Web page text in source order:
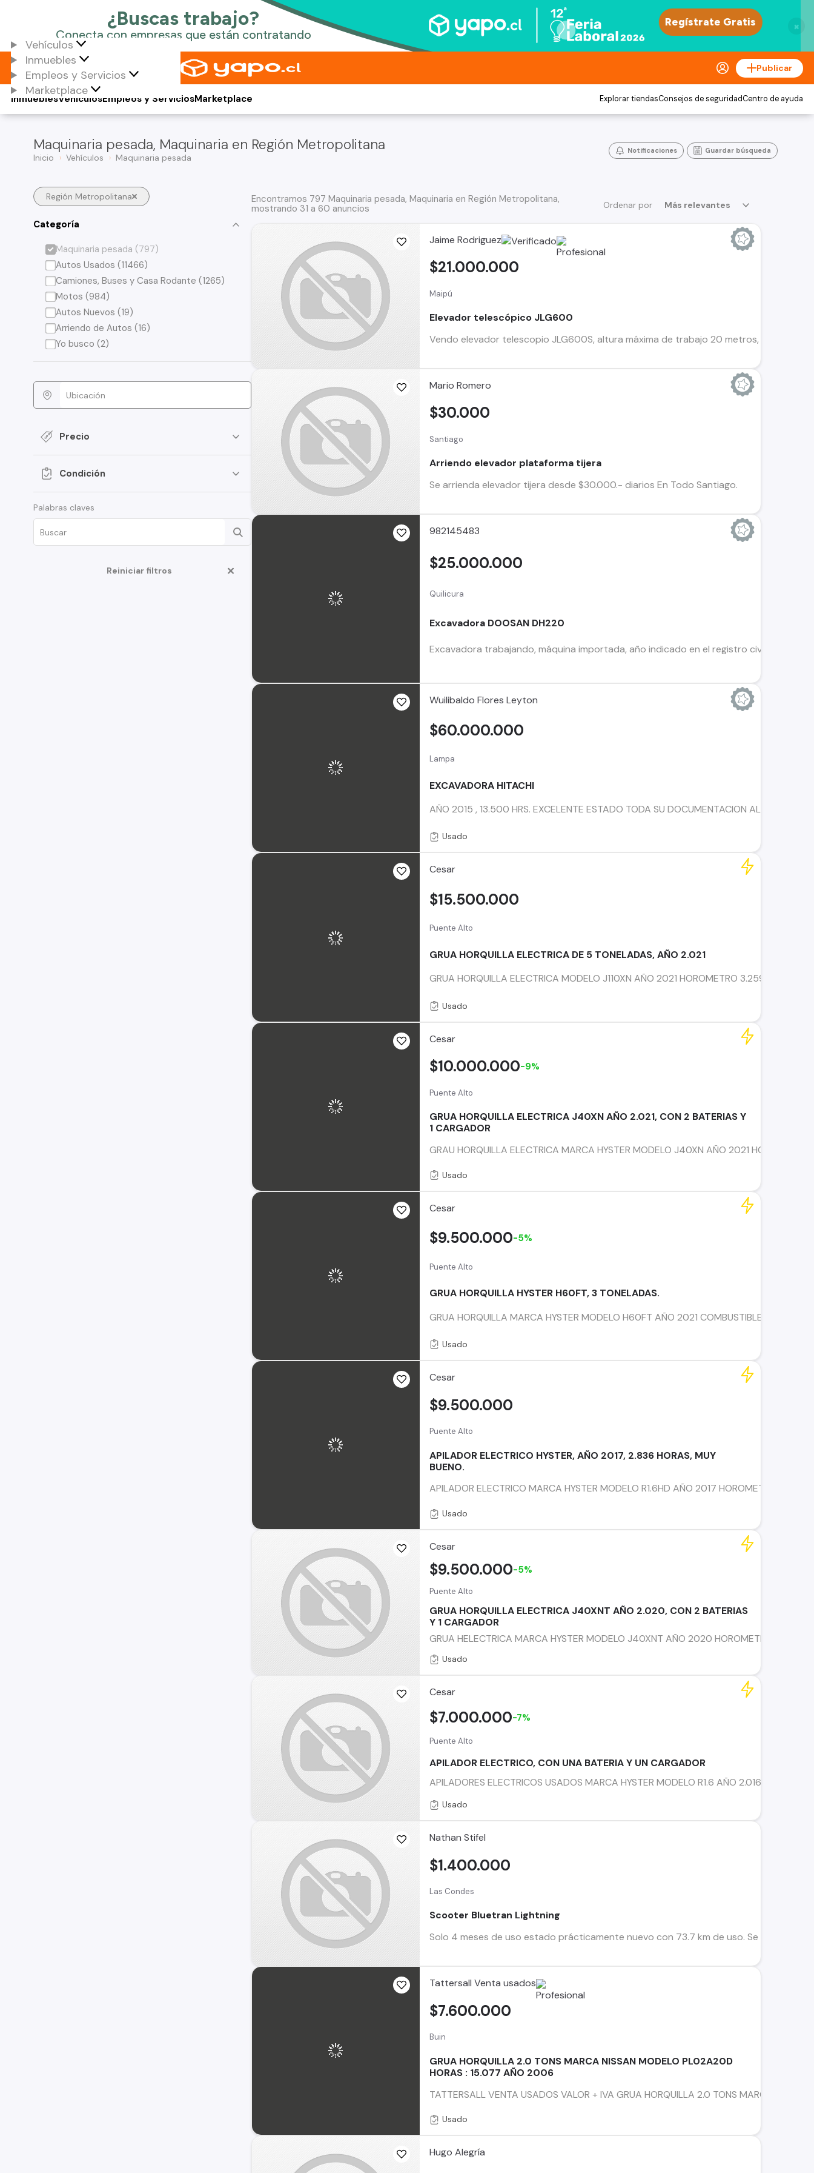
×
Vehículos
Inmuebles
Empleos y Servicios
Marketplace
Publicar
Vehículos
Inmuebles Empleos y ServiciosMarketplace Explorar tiendasConsejos de seguridadCentro de ayuda
Maquinaria pesada, Maquinaria en Región Metropolitana
Inicio Vehículos Maquinaria pesada
Notificaciones Guardar búsqueda
Región Metropolitana
Categoría
Maquinaria pesada (797)
Autos Usados (11466)
Camiones, Buses y Casa Rodante (1265)
Motos (984)
Autos Nuevos (19)
Arriendo de Autos (16)
Yo busco (2)
Precio
Condición
Palabras claves
Reiniciar filtros
Ordenar por Más relevantes
Encontramos 797 Maquinaria pesada, Maquinaria en Región Metropolitana,
mostrando 31 a 60 anuncios
Jaime Rodriguez
Maipú
Elevador telescópico JLG600
Vendo elevador telescopio JLG600S, altura máxima de trabajo 20 metros, motor
$21.000.000
Mario Romero
Santiago
Arriendo elevador plataforma tijera
Se arrienda elevador tijera desde $30.000.- diarios En Todo Santiago.
$30.000
982145483
Quilicura
Excavadora DOOSAN DH220
Excavadora trabajando, máquina importada, año indicado en el registro civil 2018,
$25.000.000
Wuilibaldo Flores Leyton
Lampa
EXCAVADORA HITACHI
AÑO 2015 , 13.500 HRS. EXCELENTE ESTADO TODA SU DOCUMENTACION AL DIA.
$60.000.000
Usado
Cesar
Puente Alto
GRUA HORQUILLA ELECTRICA DE 5 TONELADAS, AÑO 2.021
GRUA HORQUILLA ELECTRICA MODELO J110XN AÑO 2021 HOROMETRO 3.259 HORAS
$15.500.000
Usado
Cesar
Puente Alto
GRUA HORQUILLA ELECTRICA J40XN AÑO 2.021, CON 2 BATERIAS Y
1 CARGADOR
GRAU HORQUILLA ELECTRICA MARCA HYSTER MODELO J40XN AÑO 2021
$10.000.000-9%
Usado
Cesar
Puente Alto
GRUA HORQUILLA HYSTER H60FT, 3 TONELADAS.
GRUA HORQUILLA MARCA HYSTER MODELO H60FT AÑO 2021 COMBUSTIBLE GAS
$9.500.000-5%
Usado
Cesar
Puente Alto
APILADOR ELECTRICO HYSTER, AÑO 2017, 2.836 HORAS, MUY
BUENO.
APILADOR ELECTRICO MARCA HYSTER MODELO R1.6HD AÑO 2017 HOROMETRO
$9.500.000
Usado
Cesar
Puente Alto
GRUA HORQUILLA ELECTRICA J40XNT AÑO 2.020, CON 2 BATERIAS
Y 1 CARGADOR
GRUA HELECTRICA MARCA HYSTER MODELO J40XNT AÑO 2020 HOROMETRO 6.900
$9.500.000-5%
Usado
Cesar
Puente Alto
APILADOR ELECTRICO, CON UNA BATERIA Y UN CARGADOR
APILADORES ELECTRICOS USADOS MARCA HYSTER MODELO R1.6 AÑO 2.016 Y 2.017
$7.000.000-7%
Usado
Nathan Stifel
Las Condes
Scooter Bluetran Lightning
Solo 4 meses de uso estado prácticamente nuevo con 73.7 km de uso. Se vende por
$1.400.000
Tattersall Venta usados
Buin
GRUA HORQUILLA 2.0 TONS MARCA NISSAN MODELO PL02A20D
HORAS : 15.077 AÑO 2006
TATTERSALL VENTA USADOS VALOR + IVA GRUA HORQUILLA 2.0 TONS MARCA
$7.600.000
Usado
Hugo Alegría